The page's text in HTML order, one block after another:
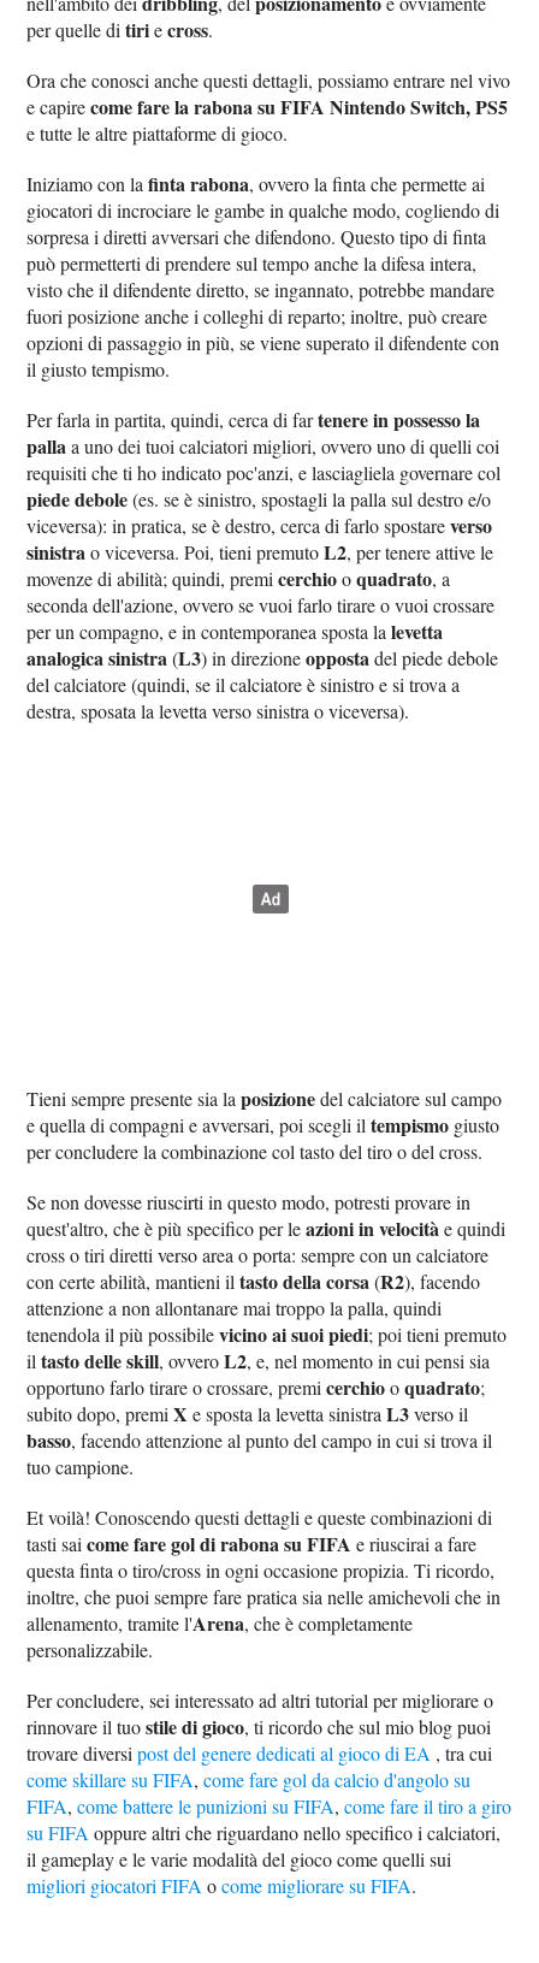
per quelle ditiriecross.
Ora che conosci anche questi dettagli, possiamo entrare nel vivo
e capirecome fare la rabona su FIFA Nintendo Switch, PS5
e tutte le altre piattaforme di gioco.
Iniziamo con lafinta rabona, ovvero la finta che permette ai
giocatori di incrociare le gambe in qualche modo, cogliendo di
sorpresa i diretti avversari che difendono. Questo tipo di finta
può permetterti di prendere sul tempo anche la difesa intera,
visto che il difendente diretto, se ingannato, potrebbe mandare
fuori posizione anche i colleghi di reparto; inoltre, può creare
opzioni di passaggio in più, se viene superato il difendente con
il giusto tempismo.
Per farla in partita, quindi, cerca di fartenere in possesso la
pallaa uno dei tuoi calciatori migliori, ovvero uno di quelli coi
requisiti che ti ho indicato poc'anzi, e lasciagliela governare col
piede debole(es. se è sinistro, spostagli la palla sul destro e/o
viceversa): in pratica, se è destro, cerca di farlo spostareverso
sinistrao viceversa. Poi, tieni premutoL2, per tenere attive le
movenze di abilità; quindi, premicerchiooquadrato, a
seconda dell'azione, ovvero se vuoi farlo tirare o vuoi crossare
per un compagno, e in contemporanea sposta lalevetta
analogica sinistra(L3) in direzioneoppostadel piede debole
del calciatore (quindi, se il calciatore è sinistro e si trova a
destra, sposata la levetta verso sinistra o viceversa).
Tieni sempre presente sia laposizionedel calciatore sul campo
e quella di compagni e avversari, poi scegli iltempismo giusto
per concludere la combinazione col tasto del tiro o del cross.
Se non dovesse riuscirti in questo modo, potresti provare in
quest'altro, che è più specifico per leazioni in velocitàe quindi
cross o tiri diretti verso area o porta: sempre con un calciatore
con certe abilità, mantieni iltasto della corsa(R2), facendo
attenzione a non allontanare mai troppo la palla, quindi
tenendola il più possibilevicino ai suoi piedi; poi tieni premuto
iltasto delle skill, ovveroL2, e, nel momento in cui pensi sia
opportuno farlo tirare o crossare, premicerchiooquadrato;
subito dopo, premiX e sposta la levetta sinistraL3verso il
basso, facendo attenzione al punto del campo in cui si trova il
tuo campione.
Et voilà! Conoscendo questi dettagli e queste combinazioni di
tasti saicome fare gol di rabona su FIFA e riuscirai a fare
questa finta o tiro/cross in ogni occasione propizia. Ti ricordo,
inoltre, che puoi sempre fare pratica sia nelle amichevoli che in
allenamento, tramite l'Arena, che è completamente
personalizzabile.
Per concludere, sei interessato ad altri tutorial per migliorare o
rinnovare il tuostile di gioco, ti ricordo che sul mio blog puoi
trovare diversipost del genere dedicati al gioco di EA , tra cui
come skillare su FIFA,come fare gol da calcio d'angolo su
FIFA,come battere le punizioni su FIFA,come fare il tiro a giro
su FIFAoppure altri che riguardano nello specifico i calciatori,
il gameplay e le varie modalità del gioco come quelli sui
migliori giocatori FIFAocome migliorare su FIFA.